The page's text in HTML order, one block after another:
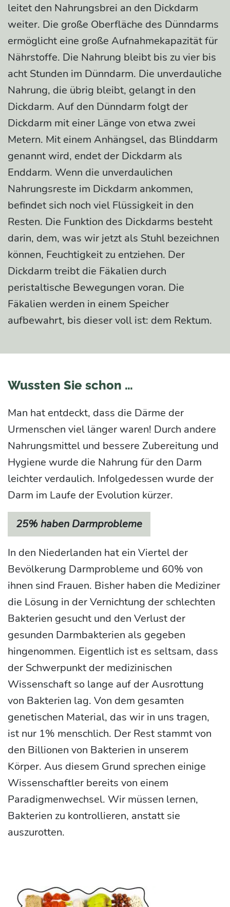
leitet den Nahrungsbrei an den Dickdarm
weiter. Die große Oberfläche des Dünndarms
ermöglicht eine große Aufnahmekapazität für
Nährstoffe. Die Nahrung bleibt bis zu vier bis
acht Stunden im Dünndarm. Die unverdauliche
Nahrung, die übrig bleibt, gelangt in den
Dickdarm. Auf den Dünndarm folgt der
Dickdarm mit einer Länge von etwa zwei
Metern. Mit einem Anhängsel, das Blinddarm
genannt wird, endet der Dickdarm als
Enddarm. Wenn die unverdaulichen
Nahrungsreste im Dickdarm ankommen,
befindet sich noch viel Flüssigkeit in den
Resten. Die Funktion des Dickdarms besteht
darin, dem, was wir jetzt als Stuhl bezeichnen
können, Feuchtigkeit zu entziehen. Der
Dickdarm treibt die Fäkalien durch
peristaltische Bewegungen voran. Die
Fäkalien werden in einem Speicher
aufbewahrt, bis dieser voll ist: dem Rektum.
Wussten Sie schon …
Man hat entdeckt, dass die Därme der
Urmenschen viel länger waren! Durch andere
Nahrungsmittel und bessere Zubereitung und
Hygiene wurde die Nahrung für den Darm
leichter verdaulich. Infolgedessen wurde der
Darm im Laufe der Evolution kürzer.
25% haben Darmprobleme
In den Niederlanden hat ein Viertel der
Bevölkerung Darmprobleme und 60% von
ihnen sind Frauen. Bisher haben die Mediziner
die Lösung in der Vernichtung der schlechten
Bakterien gesucht und den Verlust der
gesunden Darmbakterien als gegeben
hingenommen. Eigentlich ist es seltsam, dass
der Schwerpunkt der medizinischen
Wissenschaft so lange auf der Ausrottung
von Bakterien lag. Von dem gesamten
genetischen Material, das wir in uns tragen,
ist nur 1% menschlich. Der Rest stammt von
den Billionen von Bakterien in unserem
Körper. Aus diesem Grund sprechen einige
Wissenschaftler bereits von einem
Paradigmenwechsel. Wir müssen lernen,
Bakterien zu kontrollieren, anstatt sie
auszurotten.